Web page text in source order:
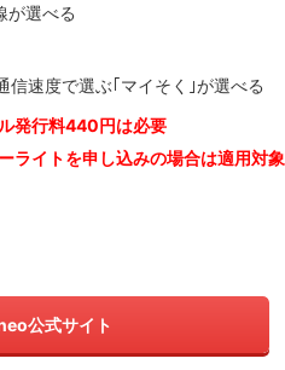
が選べる
信速度で選ぶ｢マイそく｣が選べる
発行料440円は必要
ライトを申し込みの場合は適用対象
公式サイト